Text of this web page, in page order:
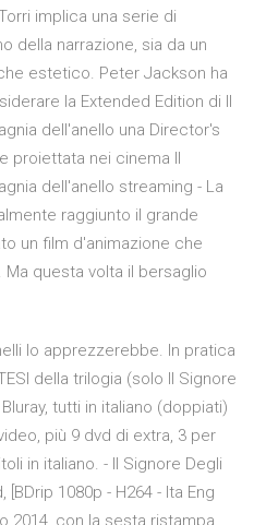
implica una serie di
della narrazione, sia da un
estetico. Peter Jackson ha
la Extended Edition di Il
dell'anello una Director's
proiettata nei cinema Il
dell'anello streaming - La
raggiunto il grande
un film d'animazione che
questa volta il bersaglio
lo apprezzerebbe. In pratica
della trilogia (solo Il Signore
tutti in italiano (doppiati)
più 9 dvd di extra, 3 per
in italiano. - Il Signore Degli
[BDrip 1080p - H264 - Ita Eng